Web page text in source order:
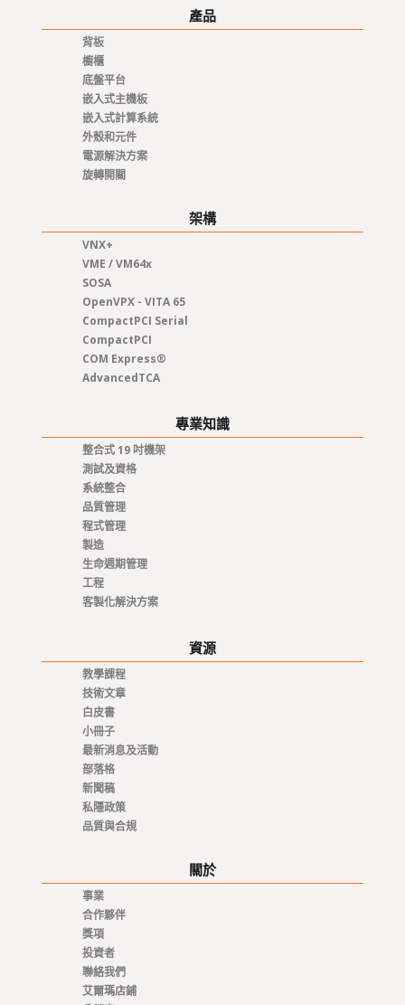
產品
背板
櫥櫃
底盤平台
嵌入式主機板
嵌入式計算系統
外殼和元件
電源解決方案
旋轉開關
架構
VNX+
VME / VM64x
SOSA
OpenVPX - VITA 65
CompactPCI Serial
CompactPCI
COM Express®
AdvancedTCA
專業知識
整合式 19 吋機架
測試及資格
系統整合
品質管理
程式管理
製造
生命週期管理
工程
客製化解決方案
資源
教學課程
技術文章
白皮書
小冊子
最新消息及活動
部落格
新聞稿
私隱政策
品質與合規
關於
事業
合作夥伴
獎項
投資者
聯絡我們
艾爾瑪店鋪